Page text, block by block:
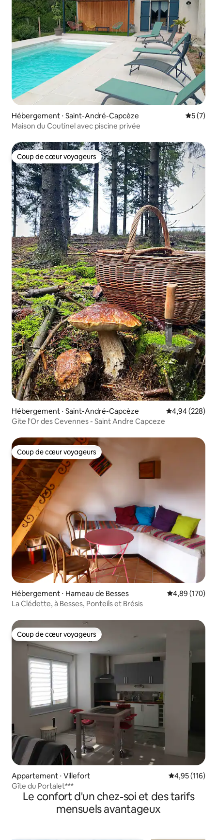
Hébergement ⋅ Saint-André-Capcèze
5 (7)
Maison du Coutinel avec piscine privée
Coup de cœur voyageurs
Coup de cœur voyageurs
Hébergement ⋅ Saint-André-Capcèze Évaluation
4,94 (228)
Gite l'Or des Cevennes - Saint Andre Capceze
Coup de cœur voyageurs
Coup de cœur voyageurs
Hébergement ⋅ Hameau de Besses Évaluation
4,89 (170)
La Clédette, à Besses, Ponteils et Brésis
Coup de cœur voyageurs
Coup de cœur voyageurs
Appartement ⋅ Villefort Évaluation
4,95 (116)
Gîte du Portalet***
Le confort d'un chez-soi et des tarifs
mensuels avantageux